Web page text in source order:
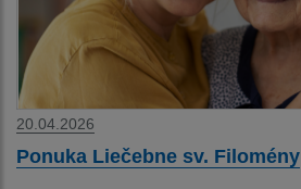
20.04.2026
Ponuka Liečebne sv. Filomény